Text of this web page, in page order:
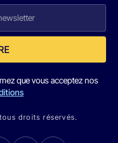
que vous acceptez nos
droits réservés.